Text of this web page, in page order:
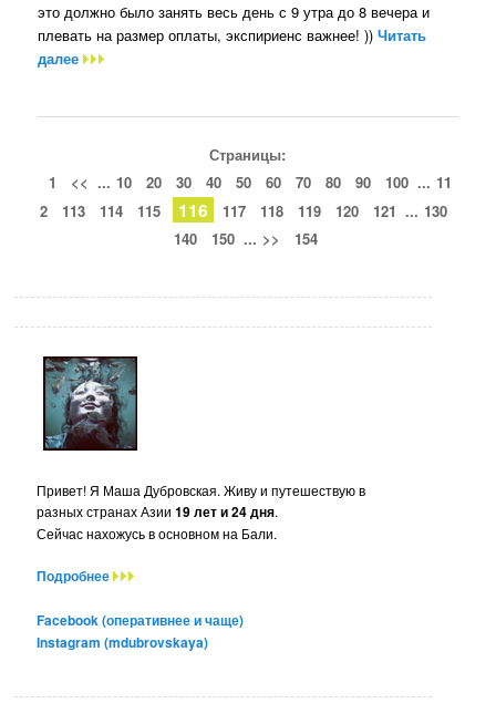
это должно было занять весь день с 9 утра до 8 вечера и
плевать на размер оплаты, экспириенс важнее! ))Читать
далее
Страницы:
1
<< ... 10 20 30 40 50 60 70 80 90 100 ... 11
2
113 114 115 116 117 118 119 120 121 ... 130
140
150 ... >> 154
Привет! Я Маша Дубровская. Живу и путешествую в
разных странах Азии19 лет и 24 дня.
Сейчас нахожусь в основном на Бали.
Подробнее
Facebook (оперативнее и чаще)
Instagram (mdubrovskaya)